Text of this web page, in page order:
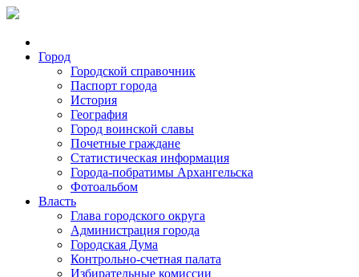
Город
Городской справочник
Паспорт города
История
География
Город воинской славы
Почетные граждане
Статистическая информация
Города-побратимы Архангельска
Фотоальбом
Власть
Глава городского округа
Администрация города
Городская Дума
Контрольно-счетная палата
Избирательные комиссии